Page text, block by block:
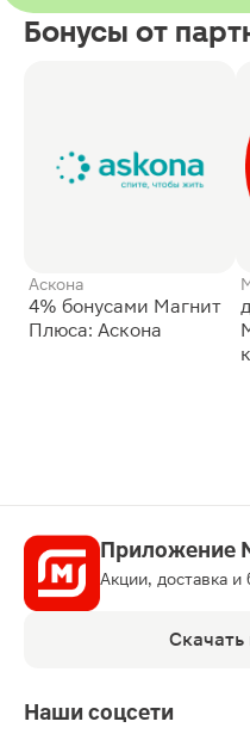
Бонусы от
Аскона
4% бонусами Магнит
Плюса: Аскона
Приложение
Акции, доставка и
Наши соцсети